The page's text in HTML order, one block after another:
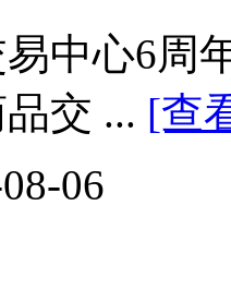
中心6周
交 ... [查
06